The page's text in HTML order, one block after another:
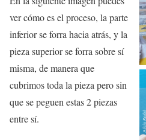
ver cómo es el proceso, la parte
inferior se forra hacia atrás, y la
pieza superior se forra sobre sí
misma, de manera que
cubrimos toda la pieza pero sin
que se peguen estas 2 piezas
entre sí.